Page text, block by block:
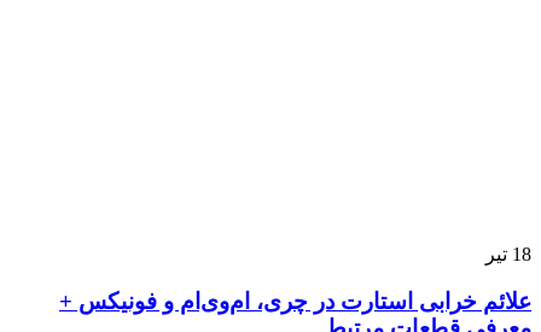
18 تیر
علائم خرابی استارت در چری، ام‌وی‌ام و فونیکس +